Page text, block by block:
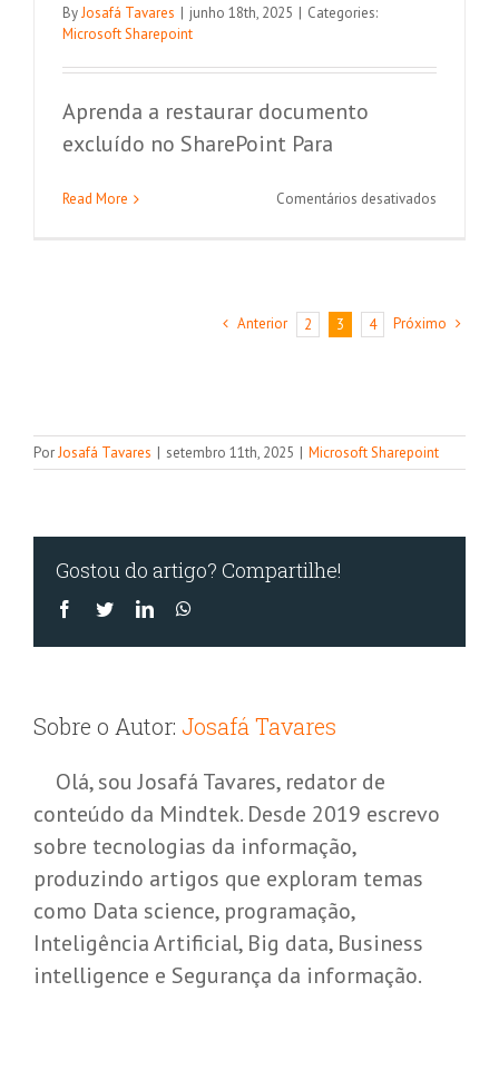
ByJosafá Tavares | junho 18th, 2025 | Categories:
Microsoft Sharepoint
Aprenda a restaurar documento
excluído no SharePoint Para
Read More Comentários desativados
no
Anterior 2 3 4 Próximo
PorJosafá Tavares | setembro 11th, 2025 | Microsoft Sharepoint
Gostou do artigo? Compartilhe!
Facebook
TwitterLinkedIn
Sobre o Autor: Josafá Tavares
Olá, sou Josafá Tavares, redator de
conteúdo da Mindtek. Desde 2019 escrevo
sobre tecnologias da informação,
produzindo artigos que exploram temas
como Data science, programação,
Inteligência Artificial, Big data, Business
intelligence e Segurança da informação.